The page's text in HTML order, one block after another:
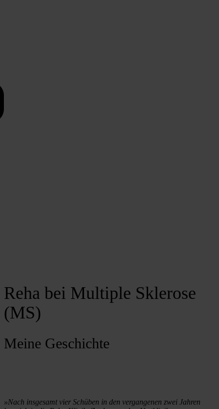
Reha bei Multiple Sklerose
(MS)
Meine Geschichte
»Nach insgesamt vier Schüben in den vergangenen zwei Jahren